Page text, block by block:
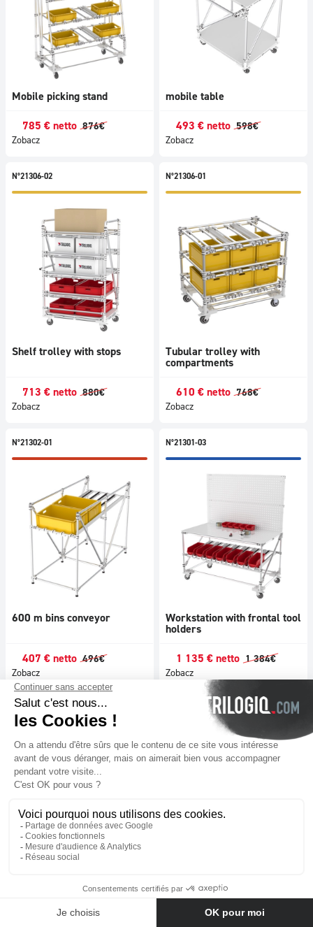
Mobile picking stand
785 € netto 876€
Zobacz
mobile table
493 € netto 598€
Zobacz
N°21306-02
Shelf trolley with stops
713 € netto 880€
Zobacz
N°21306-01
Tubular trolley with
compartments
610 € netto 768€
Zobacz
N°21302-01
600 m bins conveyor
407 € netto 496€
Zobacz
N°21301-03
Workstation with frontal tool
holders
1 135 € netto 1 384€
Zobacz
N°21269-07
Warehouse cart
netto 476€
1600 mm table
netto 473€
Skontaktuj się z nami